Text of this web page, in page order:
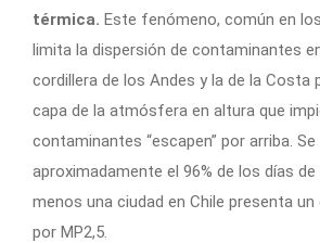
térmica. Este fenómeno, común en
limita la dispersión de contaminantes
cordillera de los Andes y la de la Costa
capa de la atmósfera en altura que
contaminantes “escapen” por arriba.
aproximadamente el 96% de los días de
menos una ciudad en Chile presenta
por MP2,5.